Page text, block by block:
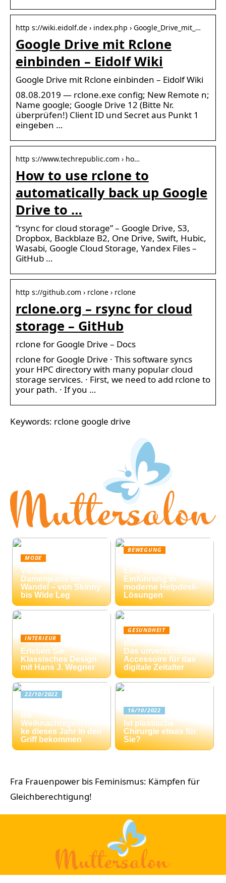
http s://wiki.eidolf.de › index.php › Google_Drive_mit_…
Google Drive mit Rclone
einbinden – Eidolf Wiki
Google Drive mit Rclone einbinden – Eidolf Wiki
08.08.2019 — rclone.exe config; New Remote n;
Name google; Google Drive 12 (Bitte Nr.
überprüfen!) Client ID und Secret aus Punkt 1
eingeben …
http s://www.techrepublic.com › ho…
How to use rclone to
automatically back up Google
Drive to …
“rsync for cloud storage” – Google Drive, S3,
Dropbox, Backblaze B2, One Drive, Swift, Hubic,
Wasabi, Google Cloud Storage, Yandex Files –
GitHub …
http s://github.com › rclone › rclone
rclone.org – rsync for cloud
storage – GitHub
rclone for Google Drive – Docs
rclone for Google Drive · This software syncs
your HPC directory with many popular cloud
storage services. · First, we need to add rclone to
your path. · If you …
Keywords: rclone google drive
MODE
Vielfalt der
Damenjeans im
Wandel – von Skinny
bis Wide Leg
BEWEGUNG
Eine umfassende
Einführung in
moderne Helpdesk-
Lösungen
INTERIEUR
Erleben Sie
Klassisches Design
mit Hans J. Wegner
GESUNDHEIT
Blaulicht-Filterbrille:
Das unverzichtbare
Accessoire für das
digitale Zeitalter
22/10/2022
die
Weihnachtsgeschen
ke dieses Jahr in den
Griff bekommen
16/10/2022
Ist plastische
Chirurgie etwas für
Sie?
Fra Frauenpower bis Feminismus: Kämpfen für
Gleichberechtigung!